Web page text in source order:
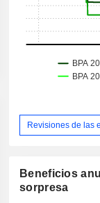
Revisiones de las
Beneficios
sorpresa